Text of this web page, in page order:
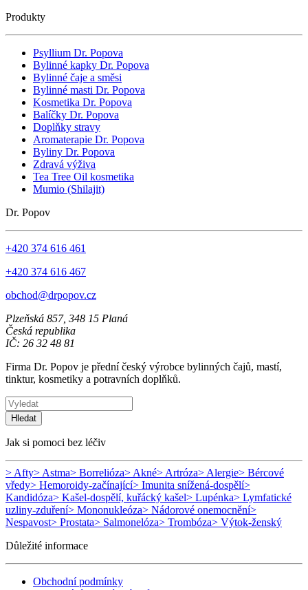
Produkty
Psyllium Dr. Popova
Bylinné kapky Dr. Popova
Bylinné čaje a směsi
Bylinné masti Dr. Popova
Kosmetika Dr. Popova
Balíčky Dr. Popova
Doplňky stravy
Aromaterapie Dr. Popova
Byliny Dr. Popova
Zdravá výživa
Tea Tree Oil kosmetika
Mumio (Shilajit)
Dr. Popov
+420 374 616 461
+420 374 616 467
obchod@drpopov.cz
Plzeňská 857, 348 15 Planá
Česká republika
IČ: 26 32 48 81
Firma Dr. Popov je přední český výrobce bylinných čajů, mastí,
tinktur, kosmetiky a potravních doplňků.
Hledat
Jak si pomoci bez léčiv
> Afty> Astma> Borrelióza> Akné> Artróza> Alergie> Bércové
vředy> Hemoroidy-začínající> Imunita snížená-dospělí>
Kandidóza> Kašel-dospělí, kuřácký kašel> Lupénka> Lymfatické
uzliny-zduření> Mononukleóza> Nádorové onemocnění>
Nespavost> Prostata> Salmonelóza> Trombóza> Výtok-ženský
Důležité informace
Obchodní podmínky